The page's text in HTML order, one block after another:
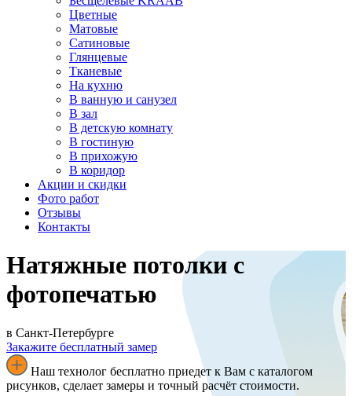
Цветные
Матовые
Сатиновые
Глянцевые
Тканевые
На кухню
В ванную и санузел
В зал
В детскую комнату
В гостиную
В прихожую
В коридор
Акции и скидки
Фото работ
Отзывы
Контакты
Натяжные потолки с
фотопечатью
в Санкт-Петербурге
Закажите бесплатный замер
Наш технолог бесплатно приедет к Вам с каталогом
рисунков, сделает замеры и точный расчёт стоимости.